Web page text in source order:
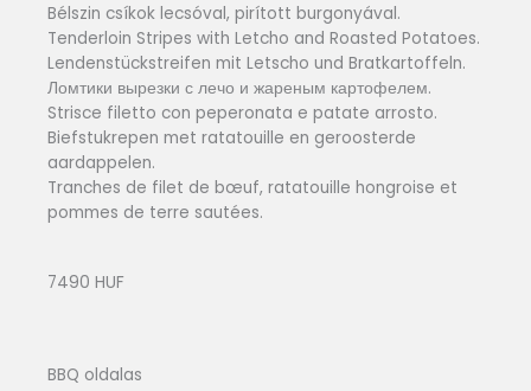
Bélszin csíkok lecsóval, pirított burgonyával.
Tenderloin Stripes with Letcho and Roasted Potatoes.
Lendenstückstreifen mit Letscho und Bratkartoffeln.
Ломтики вырезки с лечо и жареным картофелем.
Strisce filetto con peperonata e patate arrosto.
Biefstukrepen met ratatouille en geroosterde
aardappelen.
Tranches de filet de bœuf, ratatouille hongroise et
pommes de terre sautées.
7490 HUF
BBQ oldalas